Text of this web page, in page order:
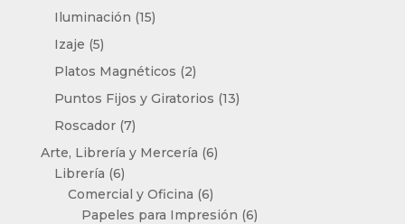
productos
Iluminación 1515
Izaje 55
productos
Platos Magnéticos 22
productos
Puntos Fijos y Giratorios 1313
Roscador 77
productos
Arte, Librería y Mercería 66
Librería 66
productos
Comercial y Oficina 66
productos
Papeles para Impresión 66